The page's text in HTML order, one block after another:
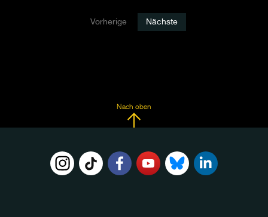
Vorherige Nächste
Nach oben